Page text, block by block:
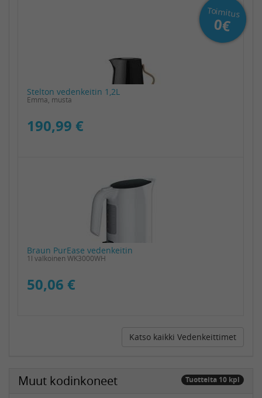
Toimitus
0€
Stelton vedenkeitin 1,2L
Emma, musta
190,99 €
Braun PurEase vedenkeitin
1l valkoinen WK3000WH
50,06 €
Katso kaikki Vedenkeittimet
Muut kodinkoneet Tuotteita 10 kpl